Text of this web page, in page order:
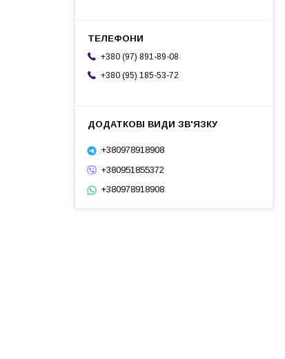
+380 (97) 891-89-08
+380 (95) 185-53-72
+380978918908
+380951855372
+380978918908